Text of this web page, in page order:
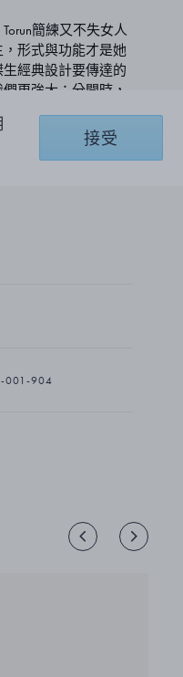
簡練又不失女人
形式與功能才是她
經典設計要傳達的
更強大；分開時，
001-904
接受